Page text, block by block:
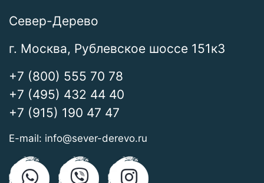
Север-Дерево
г. Москва, Рублевское шоссе 151к3
+7 (800) 555 70 78
+7 (495) 432 44 40
+7 (915) 190 47 47
E-mail: info@sever-derevo.ru